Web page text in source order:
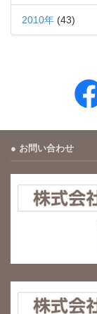
2010年 (43)
お問い合わせ